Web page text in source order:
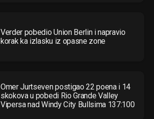
Verder pobedio Union Berlin i napravio
korak ka izlasku iz opasne zone
Omer Jurtseven postigao 22 poena i 14
skokova u pobedi Rio Grande Valley
Vipersa nad Windy City Bullsima 137:100